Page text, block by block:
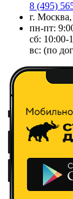
8 (495)
г.
пн-пт:
сб: 10:00-
вс: (по